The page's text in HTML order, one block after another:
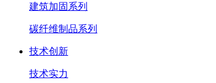
建筑加固系列
碳纤维制品系列
技术创新
技术实力